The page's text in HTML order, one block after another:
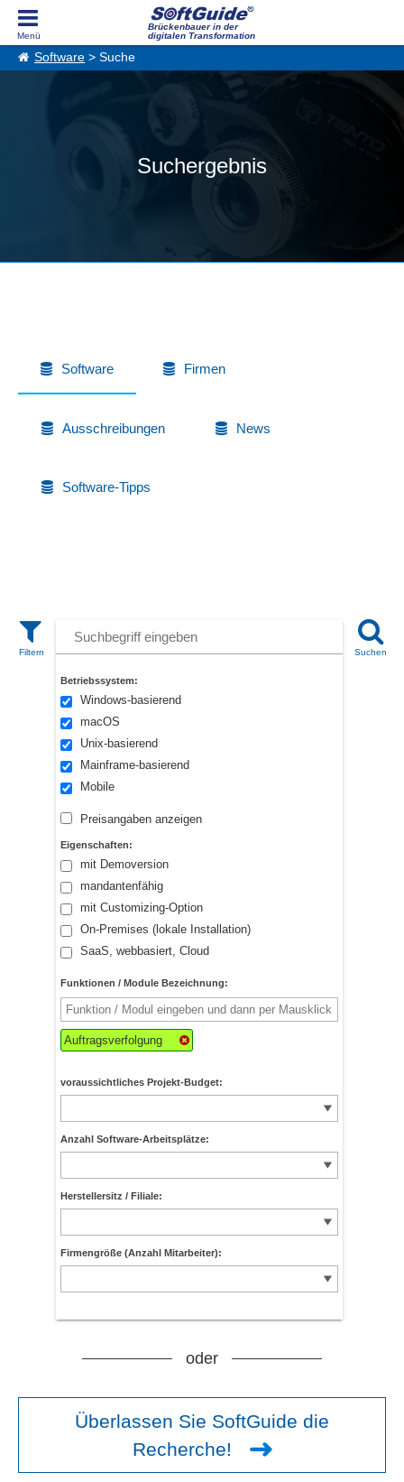
Brückenbauer in der
digitalen Transformation
Software > Suche
Suchergebnis
Software Firmen
Ausschreibungen News
Software-Tipps
Betriebssystem:
Windows-basierend
macOS
Unix-basierend
Mainframe-basierend
Mobile
Preisangaben anzeigen
Eigenschaften:
mit Demoversion
mandantenfähig
mit Customizing-Option
On-Premises (lokale Installation)
SaaS, webbasiert, Cloud
Funktionen / Module Bezeichnung:
Auftragsverfolgung
voraussichtliches Projekt-Budget:
Anzahl Software-Arbeitsplätze:
Herstellersitz / Filiale:
Firmengröße (Anzahl Mitarbeiter):
oder
Überlassen Sie SoftGuide die
Recherche!